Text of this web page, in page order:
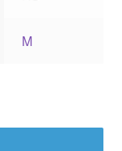
M